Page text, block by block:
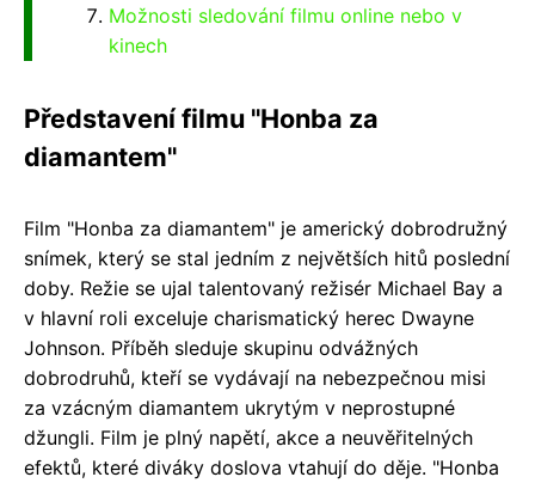
Možnosti sledování filmu online nebo v
kinech
Představení filmu "Honba za
diamantem"
Film "Honba za diamantem" je americký dobrodružný
snímek, který se stal jedním z největších hitů poslední
doby. Režie se ujal talentovaný režisér Michael Bay a
v hlavní roli exceluje charismatický herec Dwayne
Johnson. Příběh sleduje skupinu odvážných
dobrodruhů, kteří se vydávají na nebezpečnou misi
za vzácným diamantem ukrytým v neprostupné
džungli. Film je plný napětí, akce a neuvěřitelných
efektů, které diváky doslova vtahují do děje. "Honba